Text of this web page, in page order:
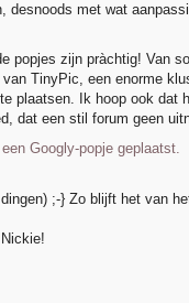
desnoods met wat
popjes zijn pràchtig! Van
TinyPic, een enorme
plaatsen. Ik hoop ook dat
dat een stil forum geen
Googly-popje geplaatst.
;-} Zo blijft het van